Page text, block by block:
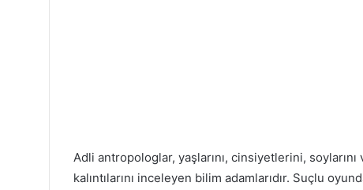
Adli antropologlar, yaşlarını, cinsiyetlerini,
kalıntılarını inceleyen bilim adamlarıdır. Suçlu